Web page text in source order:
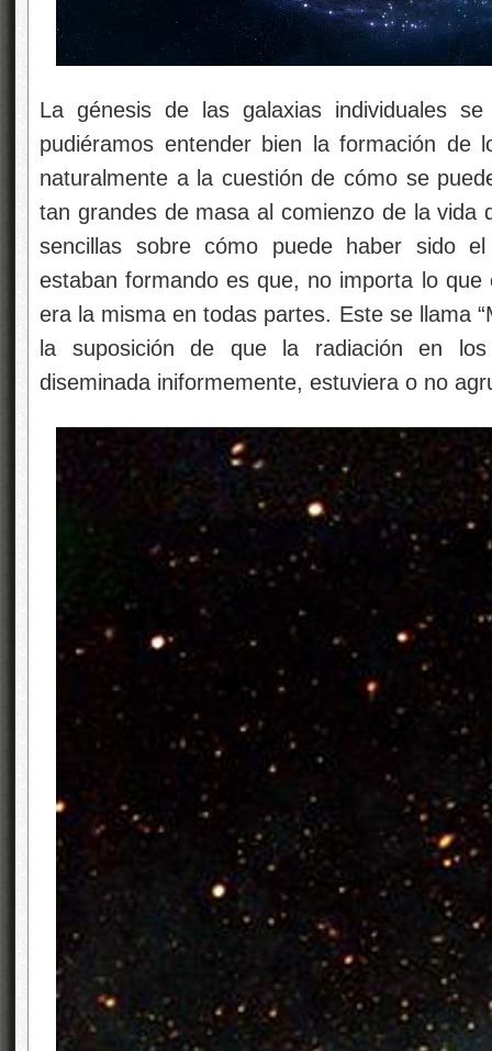
La génesis de las galaxias individuales
pudiéramos entender bien la formación de
naturalmente a la cuestión de cómo se
tan grandes de masa al comienzo de la vida
sencillas sobre cómo puede haber sido
estaban formando es que, no importa lo
era la misma en todas partes. Este se llama
la suposición de que la radiación en
diseminada iniformemente, estuviera o no